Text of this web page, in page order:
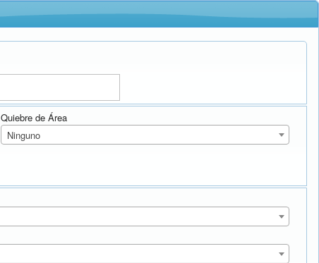
Quiebre de Área
Ninguno